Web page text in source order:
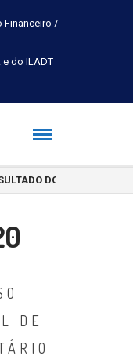
Financeiro /
e do ILADT
DO CONCURSO
DE